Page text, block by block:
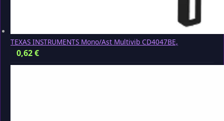
TEXAS INSTRUMENTS Mono/Ast Multivib CD4047BE,
0,62€